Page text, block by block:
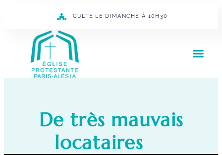
CULTE LE DIMANCHE À 10H30
De très mauvais
locataires